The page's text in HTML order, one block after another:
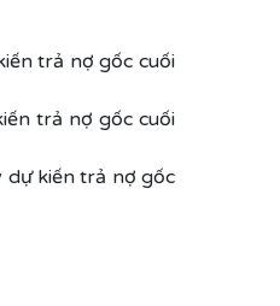
trả nợ gốc cuối
trả nợ gốc cuối
dự kiến trả nợ gốc